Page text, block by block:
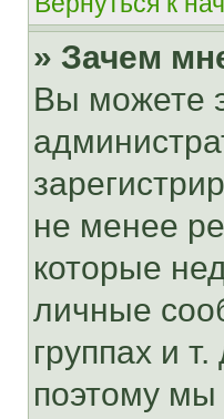
» Зачем
Вы можете
не менее
которые
личные
группах и
поэтому мы